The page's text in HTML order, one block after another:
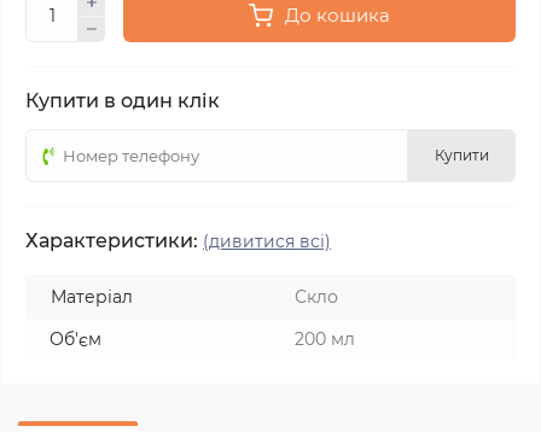
До кошика
Купити в один клік
Купити
Характеристики: (дивитися всі)
Матеріал
Скло
Об'єм
200 мл